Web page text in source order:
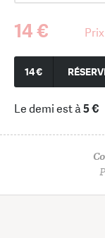
14 €
14 €
Le demi est à5 €